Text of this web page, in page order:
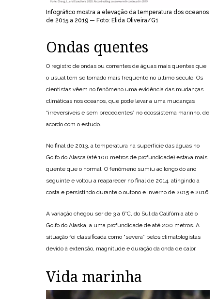
Infográfico mostra a elevação da temperatura dos oceanos
de 2015 a 2019 — Foto: Elida Oliveira/G1
Ondas quentes
O registro de ondas ou correntes de águas mais quentes que
o usual têm se tornado mais frequente no último século. Os
cientistas vêem no fenômeno uma evidência das mudanças
climáticas nos oceanos, que pode levar a uma mudanças
“irreversíveis e sem precedentes” no ecossistema marinho, de
acordo com o estudo.
No final de 2013, a temperatura na superfície das águas no
Golfo do Alasca (até 100 metros de profundidade) estava mais
quente que o normal. O fenômeno sumiu ao longo do ano
seguinte e voltou a reaparecer no final de 2014, atingindo a
costa e persistindo durante o outono e inverno de 2015 e 2016.
A variação chegou ser de 3 a 6°C, do Sul da Califórnia até o
Golfo do Alaska, a uma profundidade de até 200 metros. A
situação foi classificada como “severa” pelos climatologistas
devido à extensão, magnitude e duração da onda de calor.
Vida marinha